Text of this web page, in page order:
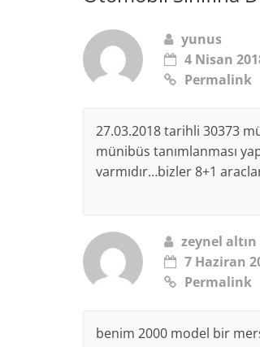
yunus
4 Nisan
Permalink
27.03.2018 tarihli 30373
münibüs tanımlanması
varmıdır…bizler 8+1
zeynel altın
7 Haziran
Permalink
benim 2000 model bir